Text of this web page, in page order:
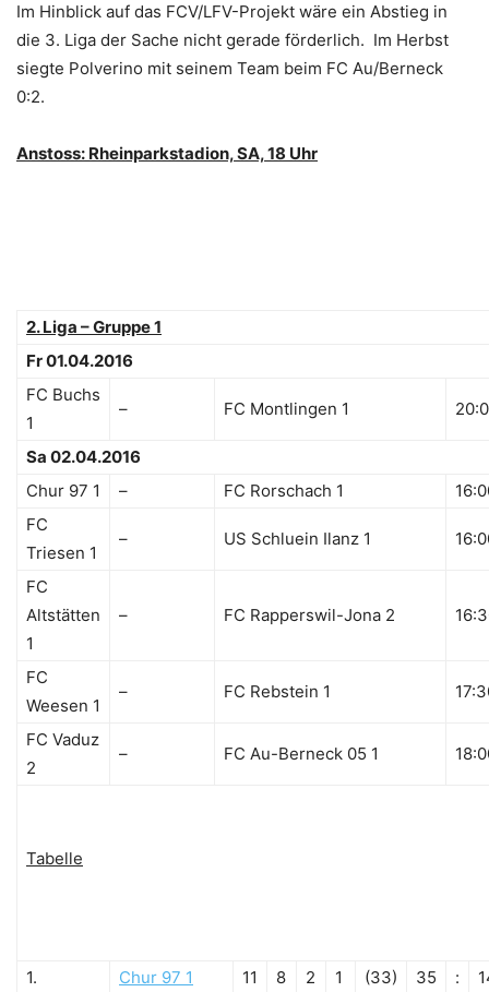
Im Hinblick auf das FCV/LFV-Projekt wäre ein Abstieg in
die 3. Liga der Sache nicht gerade förderlich. Im Herbst
siegte Polverino mit seinem Team beim FC Au/Berneck
0:2.
Anstoss: Rheinparkstadion, SA, 18 Uhr
2. Liga – Gruppe 1
Fr 01.04.2016
FC Buchs
1
– FC Montlingen 1
Sa 02.04.2016
Chur 97 1
– FC Rorschach 1
FC
Triesen 1
– US Schluein Ilanz 1
FC
Altstätten
1
– FC Rapperswil-Jona 2
FC
Weesen 1
– FC Rebstein 1
FC Vaduz
2
– FC Au-Berneck 05 1
Tabelle
1. Chur 97 1 11 8 2 1 (33) 35 :